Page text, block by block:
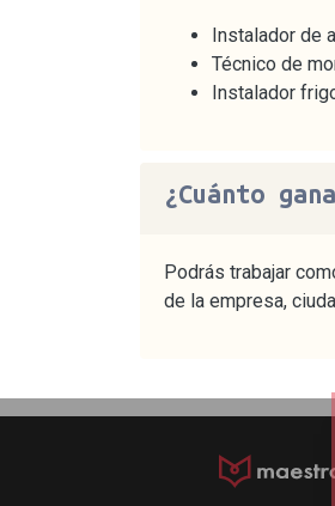
Instalador de
Técnico de
Instalador
¿Cuánto
Podrás trabajar
de la empresa,